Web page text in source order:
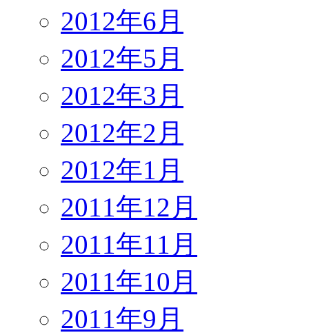
2012年6月
2012年5月
2012年3月
2012年2月
2012年1月
2011年12月
2011年11月
2011年10月
2011年9月